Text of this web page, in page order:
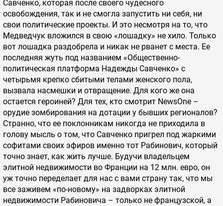
Савченко, которая после своего чудесного
освобождения, так и не смогла запустить ни себя, ни
свои политические проекты. И это несмотря на то, что
Медведчук вложился в свою «лошадку» не хило. Только
вот лошадка раздобрела и никак не рванет с места. Ее
последняя жуть под названием «Общественно-
политическая платформа Надежды Савченко» с
четырьмя крепко сбитыми телами женского пола,
вызвала насмешки и отвращение. Для кого же она
остается героиней? Для тех, кто смотрит NewsOne –
орудие зомбирования на дотации у бывших регионалов?
Странно, что ее поклонникам никогда не приходила в
голову мысль о том, что Савченко пригрел под жаркими
софитами своих эфиров именно тот Рабинович, который
точно знает, как жить лучше. Будучи владельцем
элитной недвижимости во Франции на 12 млн. евро, он
уж точно переделает для нас с вами страну так, что мы
все заживем «по-новому» на задворках элитной
недвижимости Рабиновича – только не французской, а